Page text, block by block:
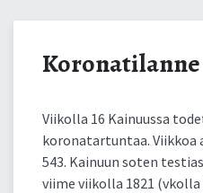
tasaantunut
Viikolla 16 Kainuussa
koronatartuntaa. Viikkoa
543. Kainuun soten
viime viikolla 1821 (vkolla